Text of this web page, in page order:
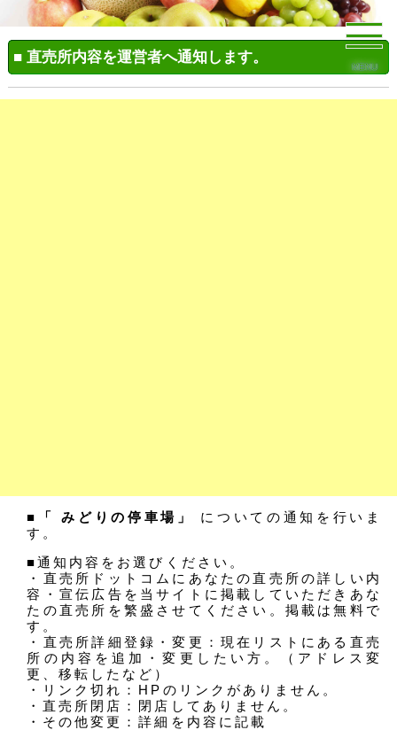
MENU
■ 直売所内容を運営者へ通知します。
■「 みどりの停車場」 についての通知を行いま
す。
■通知内容をお選びください。
・直売所ドットコムにあなたの直売所の詳しい内
容・宣伝広告を当サイトに掲載していただきあな
たの直売所を繁盛させてください。掲載は無料で
す。
・直売所詳細登録・変更：現在リストにある直売
所の内容を追加・変更したい方。（アドレス変
更、移転したなど）
・リンク切れ：HPのリンクがありません。
・直売所閉店：閉店してありません。
・その他変更：詳細を内容に記載